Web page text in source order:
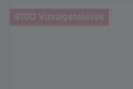
8100 Vízszigetelések